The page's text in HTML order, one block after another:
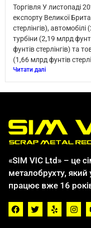
Торгівля У листопаді
експорту Великої
стерлінгів), автомобілі
турбіни (2,19 млрд
фунтів стерлінгів) та
(1,66 млрд фунтів
Читати далі
«SIM VIC Ltd» – це
металобрухту, який
працює вже 16